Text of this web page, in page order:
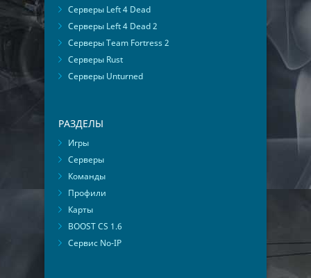
Серверы Left 4 Dead
Серверы Left 4 Dead 2
Серверы Team Fortress 2
Серверы Rust
Серверы Unturned
РАЗДЕЛЫ
Игры
Серверы
Команды
Профили
Карты
BOOST CS 1.6
Сервис No-IP